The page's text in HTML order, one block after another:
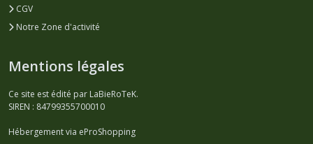
CGV
Notre Zone d'activité
Mentions légales
Ce site est édité par LaBieRoTeK.
SIREN : 84799355700010
Hébergement via eProShopping